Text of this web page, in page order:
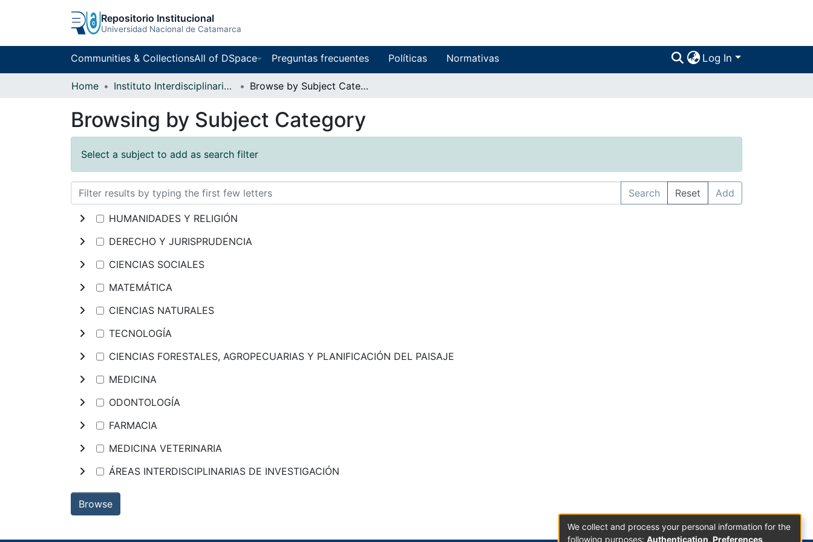
Repositorio Institucional
Universidad Nacional de Catamarca
Communities & CollectionsAll of DSpace Preguntas frecuentes Políticas Normativas Log In
Home Instituto Interdisciplinario Puneño Browse by Subject Category
Browsing by Subject Category
Select a subject to add as search filter
Search Reset Add
HUMANIDADES Y RELIGIÓN
DERECHO Y JURISPRUDENCIA
CIENCIAS SOCIALES
MATEMÁTICA
CIENCIAS NATURALES
TECNOLOGÍA
CIENCIAS FORESTALES, AGROPECUARIAS Y PLANIFICACIÓN DEL PAISAJE
MEDICINA
ODONTOLOGÍA
FARMACIA
MEDICINA VETERINARIA
ÁREAS INTERDISCIPLINARIAS DE INVESTIGACIÓN
Browse
We collect and process your personal information for the
following purposes: Authentication, Preferences,